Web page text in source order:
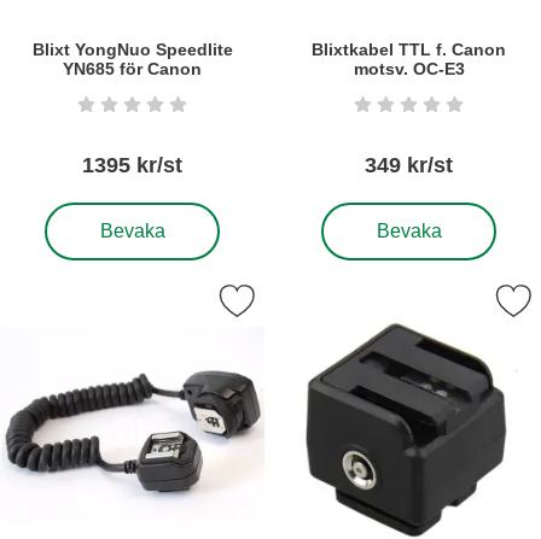
Blixt YongNuo Speedlite
YN685 för Canon
Art. nr6335 Betyg: 0 stjärnor av 5
1395 kr/st
Bevaka
, Blixt YongNuo Speedlite YN685 för Canon
Blixtkabel TTL f. Canon
motsv. OC-E3
Art. nr5226 Betyg: 0 stjärnor
349 kr/st
Bevaka
, Blixtkabel TTL f. Canon
blixtkabel TTL f. Canon motsv. OC-E3, längd 10m som favorit
Markera blixtskoadapter/